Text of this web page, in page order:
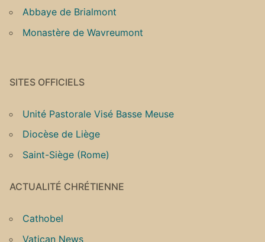
Abbaye de Brialmont
Monastère de Wavreumont
SITES OFFICIELS
Unité Pastorale Visé Basse Meuse
Diocèse de Liège
Saint-Siège (Rome)
ACTUALITÉ CHRÉTIENNE
Cathobel
Vatican News